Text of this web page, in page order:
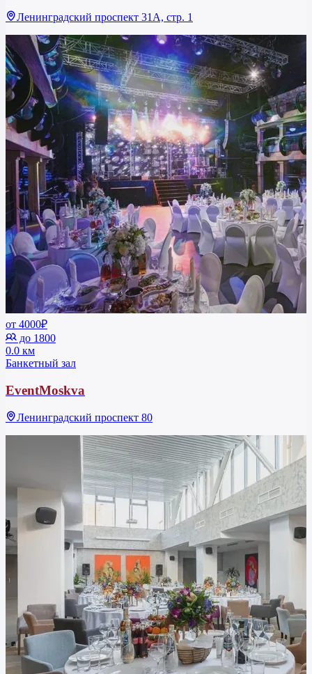
Ленинградский проспект 31А, стр. 1
от 4000₽
до 1800
0.0 км
Банкетный зал
EventMoskva
Ленинградский проспект 80